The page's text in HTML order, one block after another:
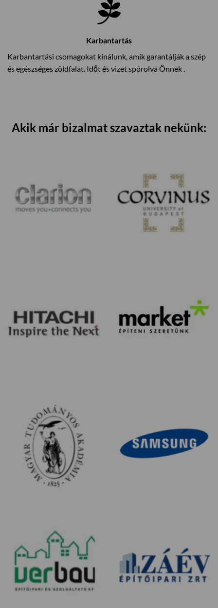
Karbantartás
Karbantartási csomagokat kínálunk, amik garantálják a szép
és egészséges zöldfalat. Időt és vizet spórolva Önnek .
Akik már bizalmat szavaztak nekünk: